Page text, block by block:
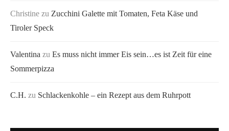
Christine zu Zucchini Galette mit Tomaten, Feta Käse und
Tiroler Speck
Valentina zu Es muss nicht immer Eis sein…es ist Zeit für eine
Sommerpizza
C.H. zu Schlackenkohle – ein Rezept aus dem Ruhrpott